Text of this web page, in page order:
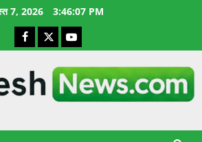
7, 2026 3:46:08 PM
Facebook
X YouTube